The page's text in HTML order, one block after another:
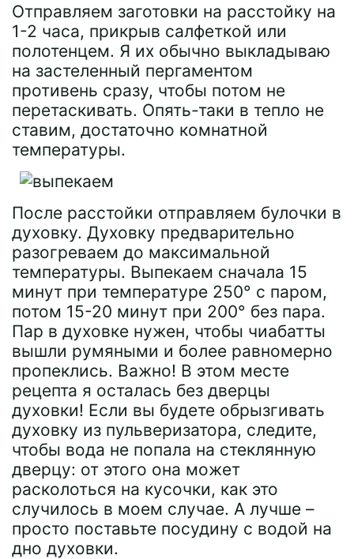
Отправляем заготовки на расстойку на
1-2 часа, прикрыв салфеткой или
полотенцем. Я их обычно выкладываю
на застеленный пергаментом
противень сразу, чтобы потом не
перетаскивать. Опять-таки в тепло не
ставим, достаточно комнатной
температуры.
После расстойки отправляем булочки в
духовку. Духовку предварительно
разогреваем до максимальной
температуры. Выпекаем сначала 15
минут при температуре 250° с паром,
потом 15-20 минут при 200° без пара.
Пар в духовке нужен, чтобы чиабатты
вышли румяными и более равномерно
пропеклись. Важно! В этом месте
рецепта я осталась без дверцы
духовки! Если вы будете обрызгивать
духовку из пульверизатора, следите,
чтобы вода не попала на стеклянную
дверцу: от этого она может
расколоться на кусочки, как это
случилось в моем случае. А лучше –
просто поставьте посудину с водой на
дно духовки.